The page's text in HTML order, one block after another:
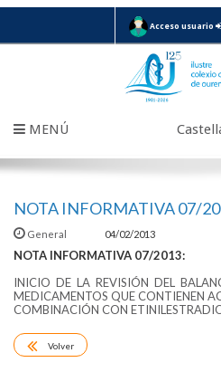
Acceso usuario
MENÚ
NOTA INFORMATIVA 07/
General 04/02/2013
NOTA INFORMATIVA 07/2013:
INICIO DE LA REVISIÓN DEL
MEDICAMENTOS QUE CONTIENEN
COMBINACIÓN CON
Volver